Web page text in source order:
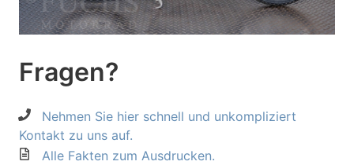
Fragen?
Nehmen Sie hier schnell und unkompliziert
Kontakt zu uns auf.
Alle Fakten zum Ausdrucken.